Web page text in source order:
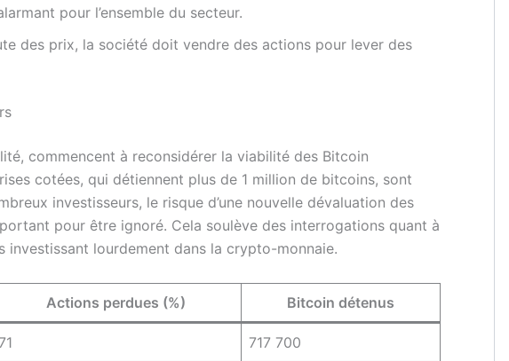
pour l’ensemble du secteur.
des prix, la société doit vendre des actions pour lever des
commencent à reconsidérer la viabilité des Bitcoin
cotées, qui détiennent plus de 1 million de bitcoins, sont
investisseurs, le risque d’une nouvelle dévaluation des
pour être ignoré. Cela soulève des interrogations quant à
investissant lourdement dans la crypto-monnaie.
Actions perdues (%) Bitcoin détenus
71 717 700